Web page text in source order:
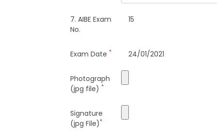
7. AIBE Exam
No.
15
Exam Date * 24/01/2021
Photograph
(jpg file) *
Signature
(jpg File)*